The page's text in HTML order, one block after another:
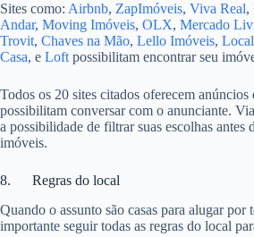
Sites como: Airbnb, ZapImóveis, Viva Real,
Andar, Moving Imóveis, OLX, Mercado
Trovit, Chaves na Mão, Lello Imóveis,
Casa, e Loft possibilitam encontrar seu
Todos os 20 sites citados oferecem
possibilitam conversar com o anunciante.
a possibilidade de filtrar suas escolhas antes
imóveis.
8. Regras do local
Quando o assunto são casas para alugar por
importante seguir todas as regras do local